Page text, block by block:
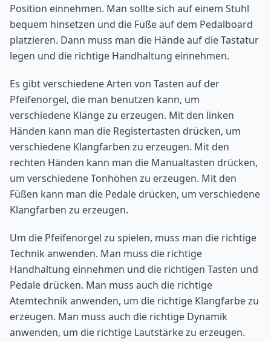
Position einnehmen. Man sollte sich auf einem Stuhl
bequem hinsetzen und die Füße auf dem Pedalboard
platzieren. Dann muss man die Hände auf die Tastatur
legen und die richtige Handhaltung einnehmen.
Es gibt verschiedene Arten von Tasten auf der
Pfeifenorgel, die man benutzen kann, um
verschiedene Klänge zu erzeugen. Mit den linken
Händen kann man die Registertasten drücken, um
verschiedene Klangfarben zu erzeugen. Mit den
rechten Händen kann man die Manualtasten drücken,
um verschiedene Tonhöhen zu erzeugen. Mit den
Füßen kann man die Pedale drücken, um verschiedene
Klangfarben zu erzeugen.
Um die Pfeifenorgel zu spielen, muss man die richtige
Technik anwenden. Man muss die richtige
Handhaltung einnehmen und die richtigen Tasten und
Pedale drücken. Man muss auch die richtige
Atemtechnik anwenden, um die richtige Klangfarbe zu
erzeugen. Man muss auch die richtige Dynamik
anwenden, um die richtige Lautstärke zu erzeugen.